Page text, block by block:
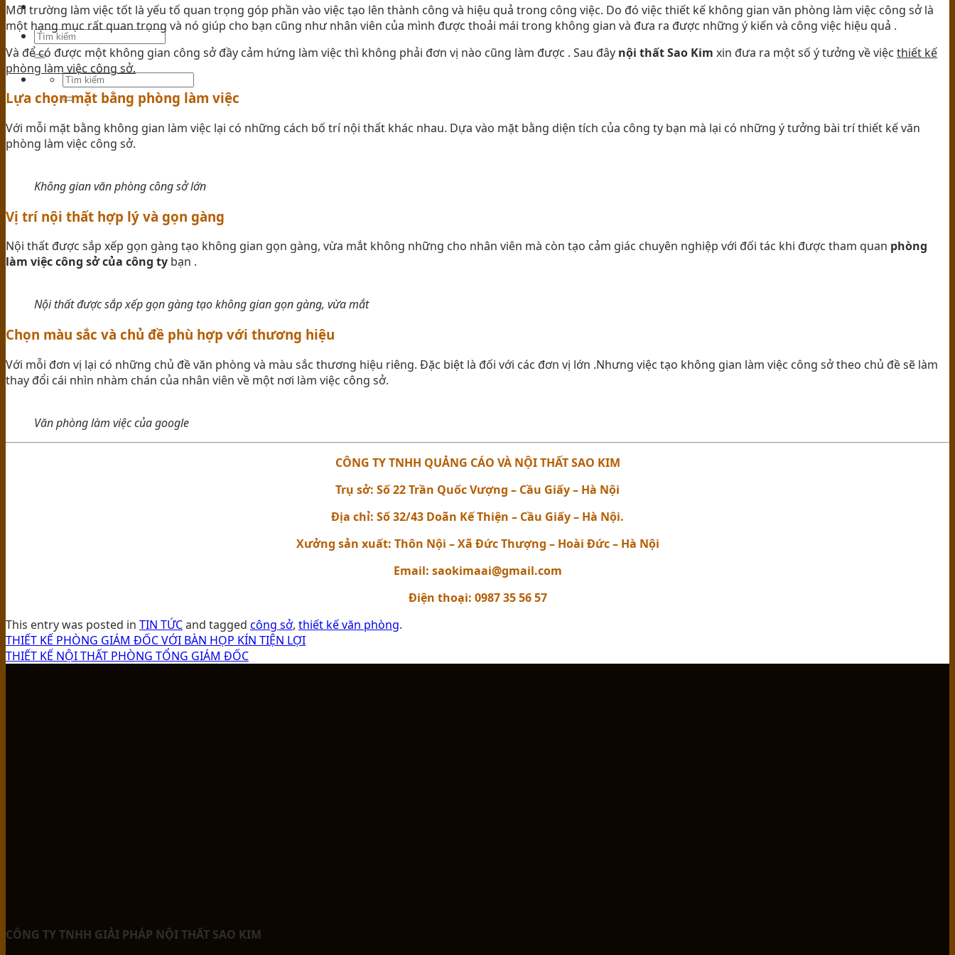
TIN TỨC
Môi trường làm việc tốt là yếu tố quan trọng góp phần vào việc tạo lên thành công và hiệu quả trong công việc. Do đó việc thiết kế không gian văn phòng làm việc công sở là
một hạng mục rất quan trọng và nó giúp cho bạn cũng như nhân viên của mình được thoải mái trong không gian và đưa ra được những ý kiến và công việc hiệu quả .
Và để có được một không gian công sở đầy cảm hứng làm việc thì không phải đơn vị nào cũng làm được . Sau đây nội thất Sao Kim xin đưa ra một số ý tưởng về việc thiết kế
phòng làm việc công sở.
Lựa chọn mặt bằng phòng làm việc
Với mỗi mặt bằng không gian làm việc lại có những cách bố trí nội thất khác nhau. Dựa vào mặt bằng diện tích của công ty bạn mà lại có những ý tưởng bài trí thiết kế văn
phòng làm việc công sở.
Không gian văn phòng công sở lớn
Vị trí nội thất hợp lý và gọn gàng
Nội thất được sắp xếp gọn gàng tạo không gian gọn gàng, vừa mắt không những cho nhân viên mà còn tạo cảm giác chuyên nghiệp với đối tác khi được tham quan phòng
làm việc công sở của công ty bạn .
Nội thất được sắp xếp gọn gàng tạo không gian gọn gàng, vừa mắt
Chọn màu sắc và chủ đề phù hợp với thương hiệu
Với mỗi đơn vị lại có những chủ đề văn phòng và màu sắc thương hiệu riêng. Đặc biệt là đối với các đơn vị lớn .Nhưng việc tạo không gian làm việc công sở theo chủ đề sẽ làm
thay đổi cái nhìn nhàm chán của nhân viên về một nơi làm việc công sở.
Văn phòng làm việc của google
CÔNG TY TNHH QUẢNG CÁO VÀ NỘI THẤT SAO KIM
Trụ sở: Số 22 Trần Quốc Vượng – Cầu Giấy – Hà Nội
Địa chỉ: Số 32/43 Doãn Kế Thiện – Cầu Giấy – Hà Nội.
Xưởng sản xuất: Thôn Nội – Xã Đức Thượng – Hoài Đức – Hà Nội
Email: saokimaai@gmail.com
Điện thoại: 0987 35 56 57
This entry was posted in TIN TỨCand tagged công sở, thiết kế văn phòng.
THIẾT KẾ PHÒNG GIÁM ĐỐC VỚI BÀN HỌP KÍN TIỆN LỢI
THIẾT KẾ NỘI THẤT PHÒNG TỔNG GIÁM ĐỐC
CÔNG TY TNHH GIẢI PHÁP NỘI THẤT SAO KIM